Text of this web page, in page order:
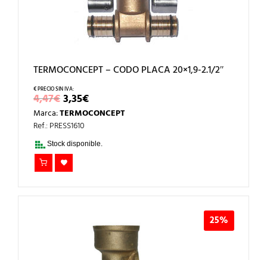
TERMOCONCEPT – CODO PLACA 20×1,9-2.1/2″
4,47€EL
PRECIO
ORIGINAL
ERA:
4,47€.
3,35€EL
PRECIO
ACTUAL
3,35€.
Marca:TERMOCONCEPT
Ref.: PRESS1610
Stock disponible.
25%